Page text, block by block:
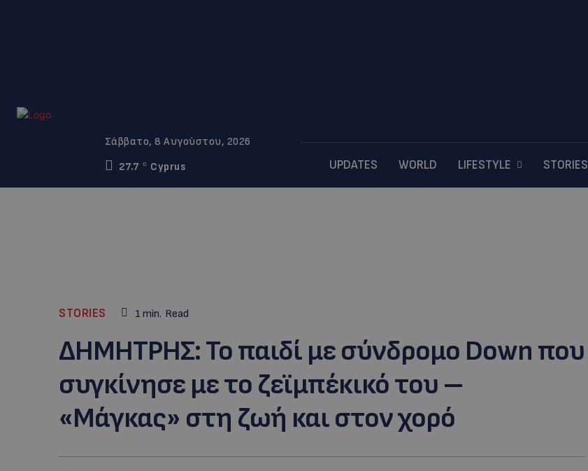
Σάββατο, 8 Αυγούστου, 2026
27.7
C Cyprus UPDATES WORLD LIFESTYLE STORIES
STORIES 1 min. Read
ΔΗΜΗΤΡΗΣ: Το παιδί με σύνδρομο Down που
συγκίνησε με το ζεϊμπέκικό του –
«Μάγκας» στη ζωή και στον χορό